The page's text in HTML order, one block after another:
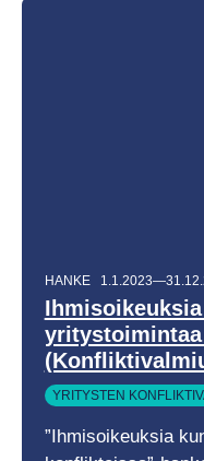
HANKE
YRITYSTEN
”Ihmisoikeuksia